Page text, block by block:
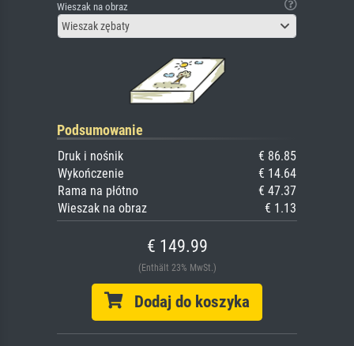
Wieszak na obraz
Wieszak zębaty
Podsumowanie
Druk i nośnik
€ 86.85
Wykończenie
€ 14.64
Rama na płótno
€ 47.37
Wieszak na obraz
€ 1.13
€ 149.99
(Enthält 23% MwSt.)
Dodaj do koszyka